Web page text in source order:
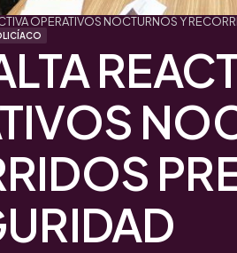
OPERATIVOS NOCTURNOS Y